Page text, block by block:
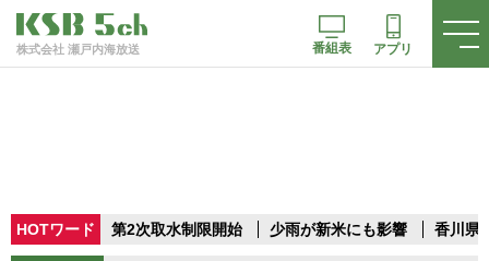
株式会社 瀬戸内海放送 番組表 アプリ
HOTワード 第2次取水制限開始 少雨が新米にも影響 香川県